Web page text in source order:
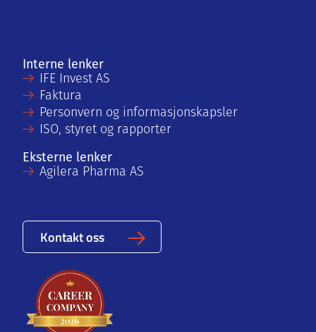
Interne lenker
IFE Invest AS
Faktura
Personvern og informasjonskapsler
ISO, styret og rapporter
Eksterne lenker
Agilera Pharma AS
Kontakt oss